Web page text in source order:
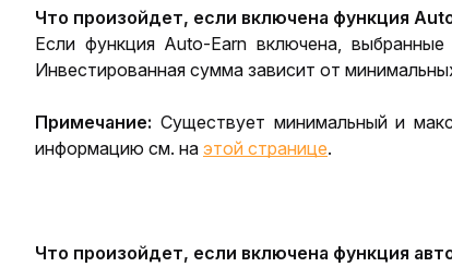
Что произойдет, если включена функция
Если функция Auto-Earn включена,
Инвестированная сумма зависит от
Примечание: Существует минимальный и
информацию см. на этой странице.
Что произойдет, если включена функция